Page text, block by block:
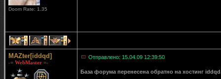
Doom Rate: 1.35
1 1 1
MAZter[iddqd]
-= WebMaster =-
Отправлено: 15.04.09 12:39:50
База форума перенесена обратно на хостинг